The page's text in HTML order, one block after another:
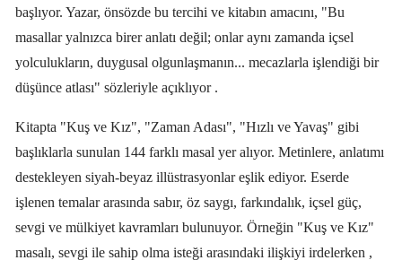
başlıyor. Yazar, önsözde bu tercihi ve kitabın amacını, "Bu
masallar yalnızca birer anlatı değil; onlar aynı zamanda içsel
yolculukların, duygusal olgunlaşma­nın... mecazlarla işlendiği bir
düşünce atlası" sözleriyle açıklıyor .
Kitapta "Kuş ve Kız", "Zaman Adası", "Hızlı ve Yavaş" gibi
başlıklarla sunulan 144 farklı masal yer alıyor. Metinlere, anlatımı
destekleyen siyah-beyaz illüstrasyonlar eşlik ediyor. Eserde
işlenen temalar arasında sabır, öz saygı, farkındalık, içsel güç,
sevgi ve mülkiyet kavramları bulunuyor. Örneğin "Kuş ve Kız"
masalı, sevgi ile sahip olma isteği arasındaki ilişkiyi irdelerken ,